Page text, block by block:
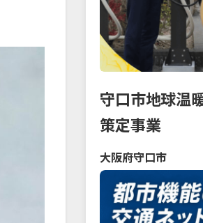
守口市地球温
策定事業
大阪府守口市